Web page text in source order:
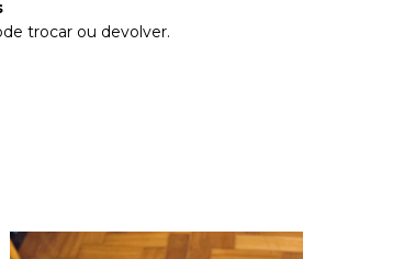
trocar ou devolver.